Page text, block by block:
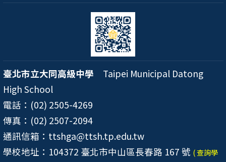
臺北市立大同高級中學 Taipei Municipal Datong
High School
電話：(02) 2505-4269
傳真：(02) 2507-2094
通訊信箱：ttshga@ttsh.tp.edu.tw
學校地址：104372 臺北市中山區長春路 167 號 ( 查詢學